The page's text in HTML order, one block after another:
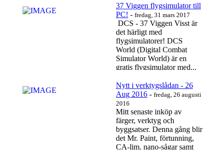
37 Viggen flygsimulator till
PC! - fredag, 31 mars 2017
DCS - 37 Viggen Visst är
det härligt med
flygsimulatorer! DCS
World (Digital Combat
Simulator World) är en
gratis flygsimulator med...
Nytt i verktygslådan - 26
Aug 2016 - fredag, 26 augusti
2016
Mitt senaste inköp av
färger, verktyg och
byggsatser. Denna gång blir
det Mr. Paint, förtunning,
CA-lim, nano-sågar samt